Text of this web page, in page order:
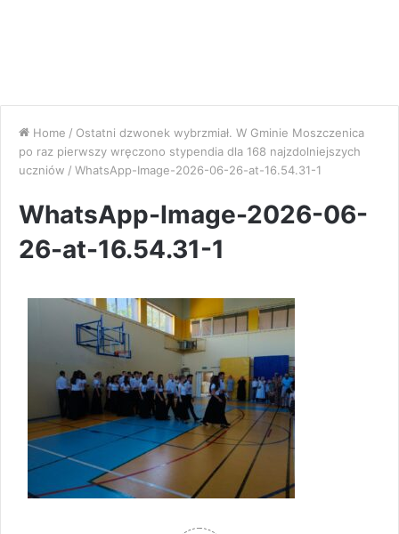
Home / Ostatni dzwonek wybrzmiał. W Gminie Moszczenica
po raz pierwszy wręczono stypendia dla 168 najzdolniejszych
uczniów / WhatsApp-Image-2026-06-26-at-16.54.31-1
WhatsApp-Image-2026-06-
26-at-16.54.31-1